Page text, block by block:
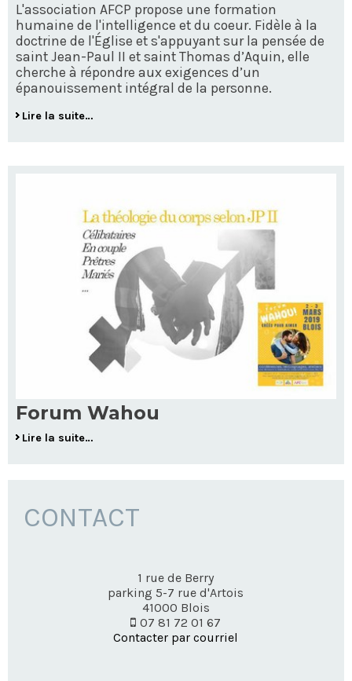
L'association AFCP propose une formation
humaine de l'intelligence et du coeur. Fidèle à la
doctrine de l'Église et s'appuyant sur la pensée de
saint Jean-Paul II et saint Thomas d’Aquin, elle
cherche à répondre aux exigences d’un
épanouissement intégral de la personne.
Lire la suite…
Forum Wahou
Lire la suite…
CONTACT
1 rue de Berry
parking 5-7 rue d'Artois
41000 Blois
07 81 72 01 67
Contacter par courriel